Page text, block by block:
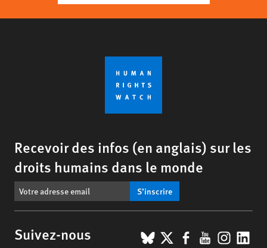
Recevoir des infos (en anglais) sur les
droits humains dans le monde
S’inscrire
Suivez-nous BlueSky
X Facebook
YouTube